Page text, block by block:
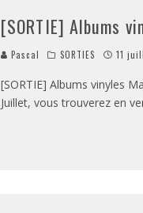
[SORTIE] Albums
Pascal SORTIES 11
[SORTIE] Albums vinyles
Juillet, vous trouverez en